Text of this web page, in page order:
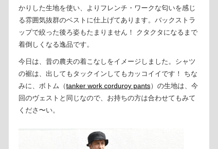
かりした生地を使い、よりフレンチ・ワークな匂いを感じ
る雰囲気抜群のベストに仕上げてあります。バックストラ
ップで絞った後ろ姿もたまりません！ クタクタになるまで
着倒しくなる逸品です。
今日は、昔の農夫の着こなしをイメージしました。シャツ
の裾は、出してもタックインしてもカッコイイです！ ちな
みに、ボトム（tanker work corduroy pants）の生地は、今
回のヴェストと同じなので、お持ちの方は合わせてもみて
くださ〜い。